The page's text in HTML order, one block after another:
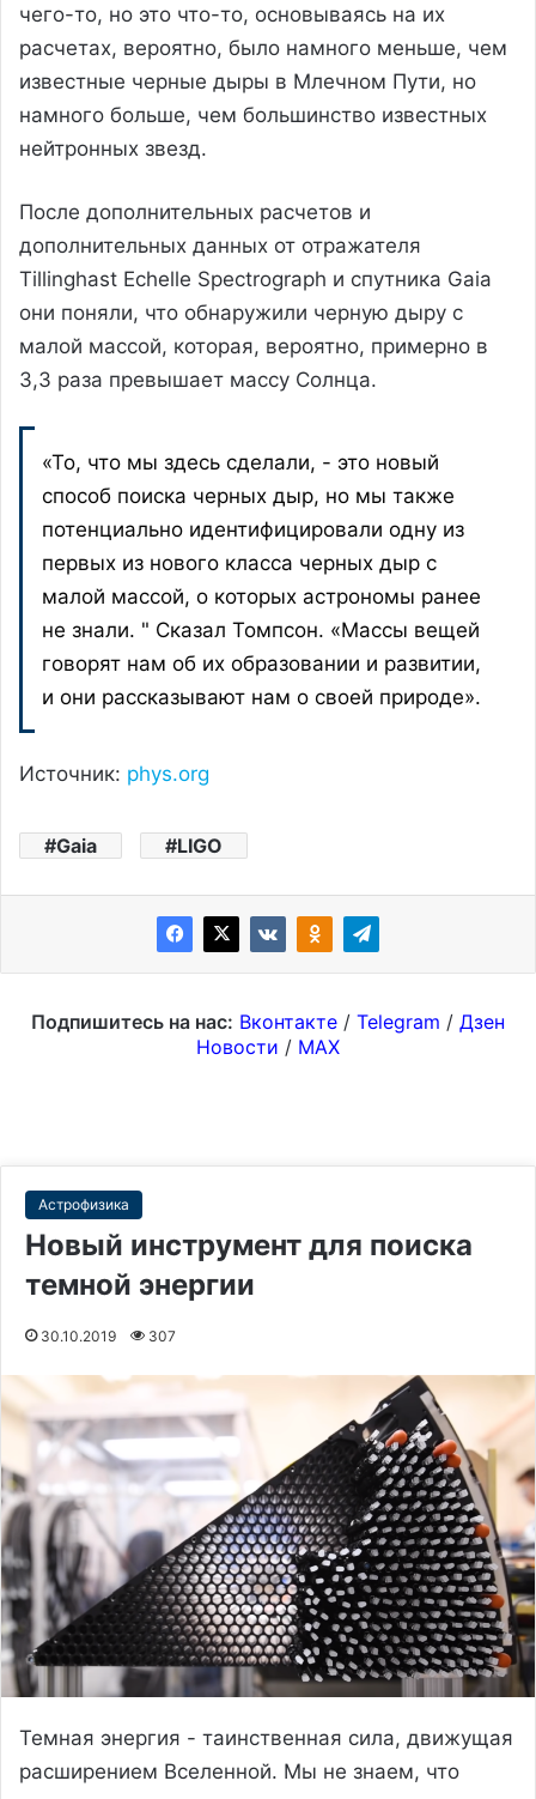
чего-то, но это что-то, основываясь на их
расчетах, вероятно, было намного меньше, чем
известные черные дыры в Млечном Пути, но
намного больше, чем большинство известных
нейтронных звезд.
После дополнительных расчетов и
дополнительных данных от отражателя
Tillinghast Echelle Spectrograph и спутника Gaia
они поняли, что обнаружили черную дыру с
малой массой, которая, вероятно, примерно в
3,3 раза превышает массу Солнца.
«То, что мы здесь сделали, - это новый
способ поиска черных дыр, но мы также
потенциально идентифицировали одну из
первых из нового класса черных дыр с
малой массой, о которых астрономы ранее
не знали. " Сказал Томпсон. «Массы вещей
говорят нам об их образовании и развитии,
и они рассказывают нам о своей природе».
Источник: phys.org
Gaia LIGO
Подпишитесь на нас: Вконтакте / Telegram / Дзен
Новости / MAX